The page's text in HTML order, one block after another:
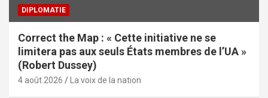
DIPLOMATIE
Correct the Map : « Cette initiative ne se
limitera pas aux seuls États membres de l’UA »
(Robert Dussey)
4 août 2026 La voix de la nation